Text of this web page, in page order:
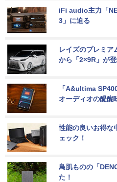
iFi audio主力「
3」に迫る
レイズのプレミア
から「2×9R」が登
「A&ultima
オーディオの醍醐
性能の良いお得な
ェック！
鳥肌ものの「
た！